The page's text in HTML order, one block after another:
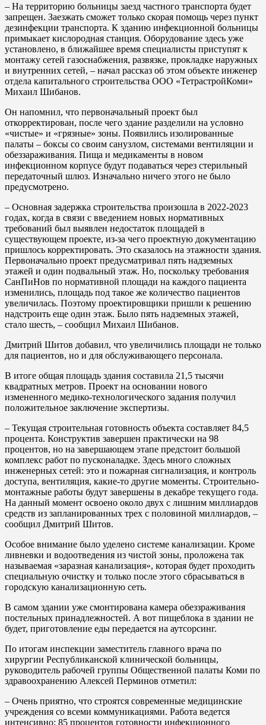
– На территорию больницы заезд частного транспорта будет
запрещен. Заезжать сможет только скорая помощь через пункт
дезинфекции транспорта. К зданию инфекционной больницы
примыкает кислородная станция. Оборудование здесь уже
установлено, в ближайшее время специалисты приступят к
монтажу сетей газоснабжения, развязке, прокладке наружных
и внутренних сетей, – начал рассказ об этом объекте инженер
отдела капитального строительства ООО «ТетрастройКоми»
Михаил Шибанов.
Он напомнил, что первоначальный проект был
откорректирован, после чего здание разделили на условно
«чистые» и «грязные» зоны. Появились изолированные
палаты – боксы со своим санузлом, системами вентиляции и
обеззараживания. Пища и медикаменты в новом
инфекционном корпусе будут подаваться через стерильный
передаточный шлюз. Изначально ничего этого не было
предусмотрено.
– Основная задержка строительства произошла в 2022-2023
годах, когда в связи с введением новых нормативных
требований был выявлен недостаток площадей в
существующем проекте, из-за чего проектную документацию
пришлось корректировать. Это сказалось на этажности здания.
Первоначально проект предусматривал пять надземных
этажей и один подвальный этаж. Но, поскольку требования
СанПиНов по нормативной площади на каждого пациента
изменились, площадь под такое же количество пациентов
увеличилась. Поэтому проектировщики пришли к решению
надстроить еще один этаж. Было пять надземных этажей,
стало шесть, – сообщил Михаил Шибанов.
Дмитрий Шитов добавил, что увеличились площади не только
для пациентов, но и для обслуживающего персонала.
В итоге общая площадь здания составила 21,5 тысячи
квадратных метров. Проект на основании нового
измененного медико-технологического задания получил
положительное заключение экспертизы.
– Текущая строительная готовность объекта составляет 84,5
процента. Конструктив завершен практически на 98
процентов, но на завершающем этапе предстоит большой
комплекс работ по пусконаладке. Здесь много сложных
инженерных сетей: это и пожарная сигнализация, и контроль
доступа, вентиляция, какие-то другие моменты. Строительно-
монтажные работы будут завершены в декабре текущего года.
На данный момент освоено около двух с лишним миллиардов
средств из запланированных трех с половиной миллиардов, –
сообщил Дмитрий Шитов.
Особое внимание было уделено системе канализации. Кроме
ливневки и водоотведения из чистой зоны, проложена так
называемая «заразная канализация», которая будет проходить
специальную очистку и только после этого сбрасываться в
городскую канализационную сеть.
В самом здании уже смонтирована камера обеззраживания
постельных принадлежностей. А вот пищеблока в здании не
будет, приготовление еды передается на аутсорсинг.
По итогам инспекции заместитель главного врача по
хирургии Республиканской клинической больницы,
руководитель рабочей группы Общественной палаты Коми по
здравоохранению Алексей Перминов отметил:
– Очень приятно, что строятся современные медицинские
учреждения со всеми коммуникациями. Работа ведется
интенсивно: 85 процентов готовности инфекционного